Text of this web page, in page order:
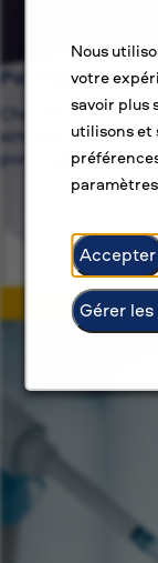
Nous
votre
savoir plus
utilisons et
paramètres
Accepter
Gérer
Pourquoi BAT ?
Chez BAT, nous
simples emplois —
porteuses de sens.